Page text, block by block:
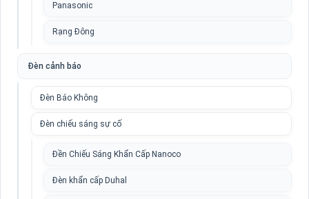
Panasonic
Rạng Đông
Đèn cảnh báo
Đèn Báo Không
Đèn chiếu sáng sự cố
Đền Chiếu Sáng Khẩn Cấp Nanoco
Đèn khẩn cấp Duhal